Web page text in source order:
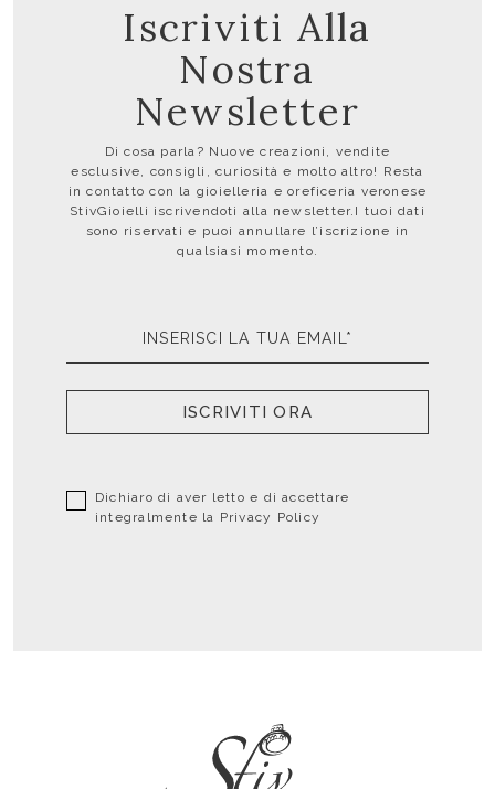
Iscriviti Alla
Nostra
Newsletter
Di cosa parla? Nuove creazioni, vendite
esclusive, consigli, curiosità e molto altro! Resta
in contatto con la gioielleria e oreficeria veronese
StivGioielli iscrivendoti alla newsletter.I tuoi dati
sono riservati e puoi annullare l’iscrizione in
qualsiasi momento.
ISCRIVITI ORA
Dichiaro di aver letto e di accettare
integralmente la Privacy Policy